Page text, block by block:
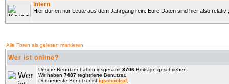
Intern
Hier dürfen nur Leute aus dem Jahrgang rein. Eure Daten sind hier also relativ
Alle Foren als gelesen markieren
Wer ist online?
Unsere Benutzer haben insgesamt 3706 Beiträge geschrieben.
Wir haben 7487 registrierte Benutzer.
Der neueste Benutzer ist iqschoolrof.